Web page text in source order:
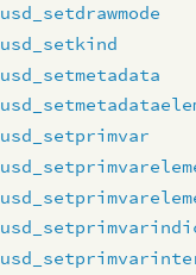
usd_setdrawmode
usd_setkind
usd_setmetadata
usd_setprimvar